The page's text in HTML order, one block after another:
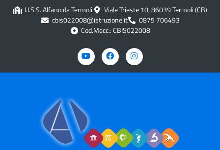
contenutoI.I.S.S. Alfano da Termoli
Viale Trieste 10, 86039 Termoli (CB)
cbis022008@istruzione.it
0875 706493
Cod.Mecc.: CBIS022008